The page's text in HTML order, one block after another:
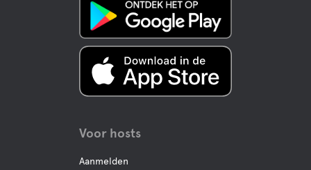
Wandelpaden
Voor hosts
Aanmelden